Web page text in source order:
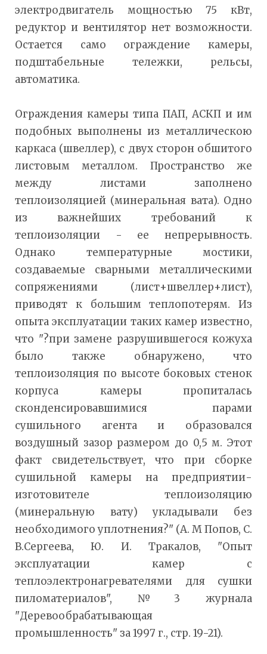
электродвигатель мощностью 75 кВт,
редуктор и вентилятор нет возможности.
Остается само ограждение камеры,
подштабельные тележки, рельсы,
автоматика.
Ограждения камеры типа ПАП, АСКП и им
подобных выполнены из металлическою
каркаса (швеллер), с двух сторон обшитого
листовым металлом. Пространство же
между листами заполнено
теплоизоляцией (минеральная вата). Одно
из важнейших требований к
теплоизоляции - ее непрерывность.
Однако температурные мостики,
создаваемые сварными металлическими
сопряжениями (лист+швеллер+лист),
приводят к большим теплопотерям. Из
опыта эксплуатации таких камер известно,
что "?при замене разрушившегося кожуха
было также обнаружено, что
теплоизоляция по высоте боковых стенок
корпуса камеры пропиталась
сконденсировавшимися парами
сушильного агента и образовался
воздушный зазор размером до 0,5 м. Этот
факт свидетельствует, что при сборке
сушильной камеры на предприятии-
изготовителе теплоизоляцию
(минеральную вату) укладывали без
необходимого уплотнения?" (А. М Попов, С.
В.Сергеева, Ю. И. Тракалов, "Опыт
эксплуатации камер с
теплоэлектронагревателями для сушки
пиломатериалов", №3 журнала
"Деревообрабатывающая
промышленность" за 1997 г., стр. 19-21).